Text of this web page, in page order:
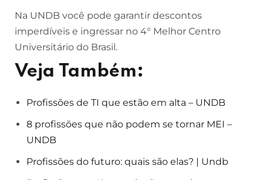
Na UNDB você pode garantir descontos
imperdíveis e ingressar no 4° Melhor Centro
Universitário do Brasil.
Veja Também:
Profissões de TI que estão em alta – UNDB
8 profissões que não podem se tornar MEI –
UNDB
Profissões do futuro: quais são elas? | Undb